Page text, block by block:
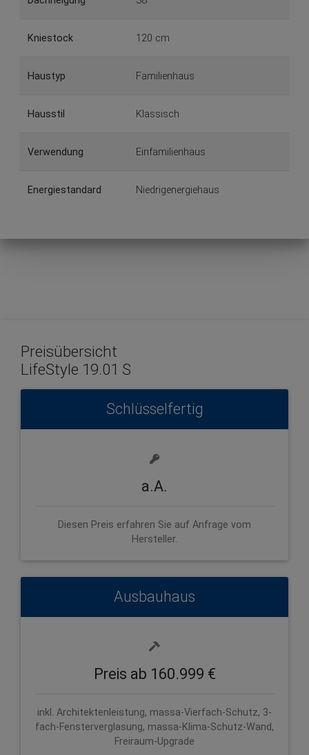
Kniestock 120 cm
Haustyp Familienhaus
Hausstil Klassisch
Verwendung Einfamilienhaus
Energiestandard Niedrigenergiehaus
Preisübersicht
LifeStyle 19.01 S
Schlüsselfertig
a.A.
Diesen Preis erfahren Sie auf Anfrage vom
Hersteller.
Ausbauhaus
Preis ab 160.999 €
inkl. Architektenleistung, massa-Vierfach-Schutz, 3-
fach-Fensterverglasung, massa-Klima-Schutz-Wand,
Freiraum-Upgrade